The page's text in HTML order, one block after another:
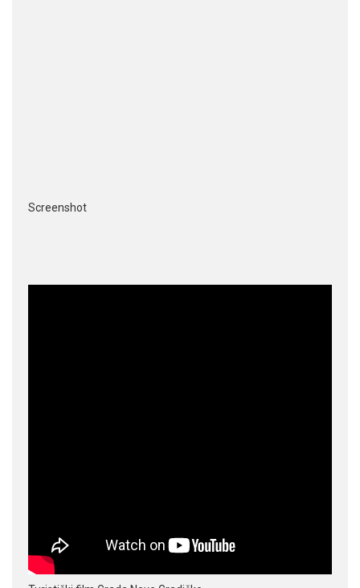
Screenshot